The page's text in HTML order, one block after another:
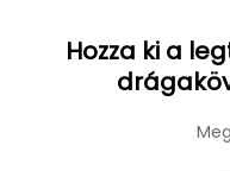
Hozza ki a